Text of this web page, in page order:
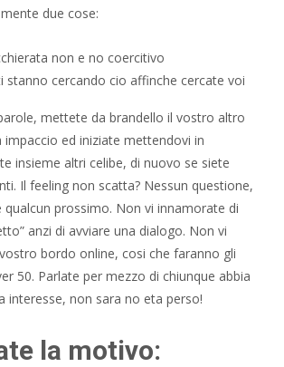
due cose:
non e no coercitivo
stanno cercando cio affinche cercate voi
mettete da brandello il vostro altro
impaccio ed iniziate mettendovi in
insieme altri celibe, di nuovo se siete
Il feeling non scatta? Nessun questione,
qualcun prossimo. Non vi innamorate di
anzi di avviare una dialogo. Non vi
bordo online, cosi che faranno gli
50. Parlate per mezzo di chiunque abbia
interesse, non sara no eta perso!
la motivo: